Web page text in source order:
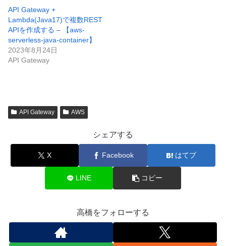
API Gateway +
Lambda(Java17)で複数REST
APIを作成する – 【aws-
serverless-java-container】
2023年8月24日
API Gateway
API Gateway AWS
シェアする
X Facebook はてブ
LINE コピー
高橋をフォローする